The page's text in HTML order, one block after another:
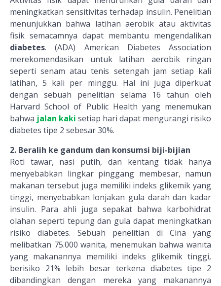
meningkatkan sensitivitas terhadap insulin. Penelitian
menunjukkan bahwa latihan aerobik atau aktivitas
fisik semacamnya dapat membantu mengendalikan
diabetes. (ADA) American Diabetes Association
merekomendasikan untuk latihan aerobik ringan
seperti senam atau tenis setengah jam setiap kali
latihan, 5 kali per minggu. Hal ini juga diperkuat
dengan sebuah penelitian selama 16 tahun oleh
Harvard School of Public Health yang menemukan
bahwa jalan kaki setiap hari dapat mengurangi risiko
diabetes tipe 2 sebesar 30%.
2. Beralih ke gandum dan konsumsi biji-bijian
Roti tawar, nasi putih, dan kentang tidak hanya
menyebabkan lingkar pinggang membesar, namun
makanan tersebut juga memiliki indeks glikemik yang
tinggi, menyebabkan lonjakan gula darah dan kadar
insulin. Para ahli juga sepakat bahwa karbohidrat
olahan seperti tepung dan gula dapat meningkatkan
risiko diabetes. Sebuah penelitian di Cina yang
melibatkan 75.000 wanita, menemukan bahwa wanita
yang makanannya memiliki indeks glikemik tinggi,
berisiko 21% lebih besar terkena diabetes tipe 2
dibandingkan dengan mereka yang makanannya